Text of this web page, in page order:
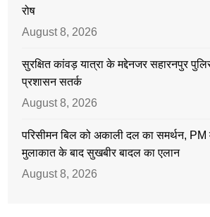
रोष
August 8, 2026
सुरक्षित कांवड़ यात्रा के मद्देनजर सहारनपुर
प्रशासन सतर्क
August 8, 2026
परिसीमन बिल को अकाली दल का समर्थन, PM
मुलाकात के बाद सुखबीर बादल का एलान
August 8, 2026